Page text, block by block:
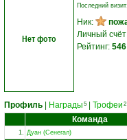
Нет фото
Последний визит:
Ник:
Личный
Рейтинг: 546
Профиль Награды 5 Трофеи 2
Команда
1. Дуан (Сенегал)